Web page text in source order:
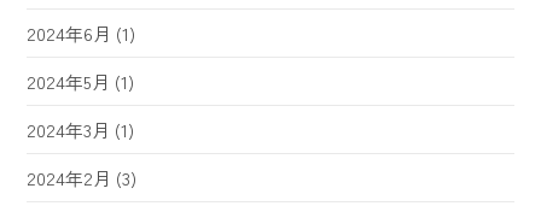
2024年6月 (1)
2024年5月 (1)
2024年3月 (1)
2024年2月 (3)